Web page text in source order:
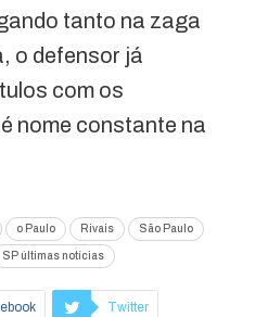
tanto na zaga
o defensor já
com os
nome constante na
o Paulo Rivais São Paulo
SP últimas notícias
Twitter